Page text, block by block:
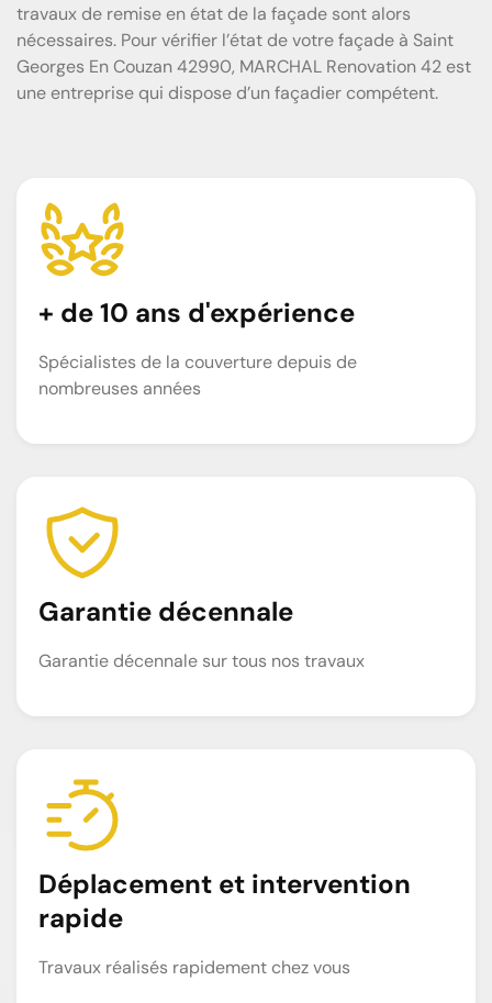
travaux de remise en état de la façade sont alors
nécessaires. Pour vérifier l’état de votre façade à Saint
Georges En Couzan 42990, MARCHAL Renovation 42 est
une entreprise qui dispose d’un façadier compétent.
+ de 10 ans d'expérience
Spécialistes de la couverture depuis de
nombreuses années
Garantie décennale
Garantie décennale sur tous nos travaux
Déplacement et intervention
rapide
Travaux réalisés rapidement chez vous